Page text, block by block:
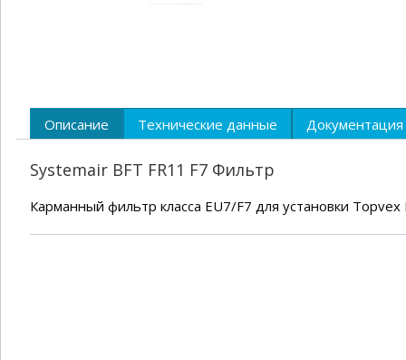
Описание Технические данные Документация
Systemair BFT FR11 F7 Фильтр
Карманный фильтр класса EU7/F7 для установки Topvex